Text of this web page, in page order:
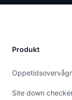
Produkt
Site down